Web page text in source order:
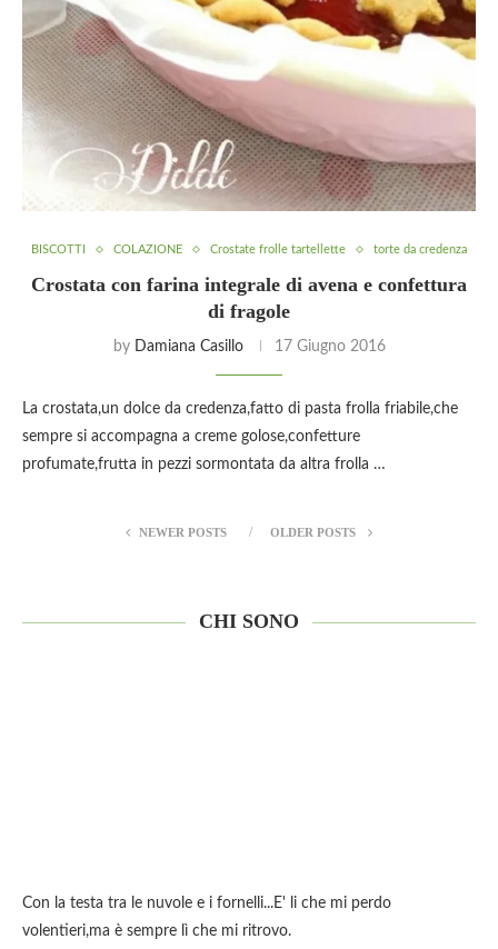
BISCOTTI COLAZIONE Crostate frolle tartellette torte da credenza
Crostata con farina integrale di avena e confettura
di fragole
by Damiana Casillo 17 Giugno 2016
La crostata,un dolce da credenza,fatto di pasta frolla friabile,che
sempre si accompagna a creme golose,confetture
profumate,frutta in pezzi sormontata da altra frolla …
NEWER POSTS OLDER POSTS
CHI SONO
Con la testa tra le nuvole e i fornelli...E' li che mi perdo
volentieri,ma è sempre lì che mi ritrovo.